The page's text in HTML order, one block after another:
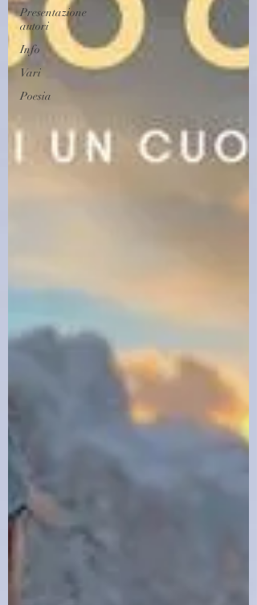
Presentazione
autori
Info
Vari
Poesia